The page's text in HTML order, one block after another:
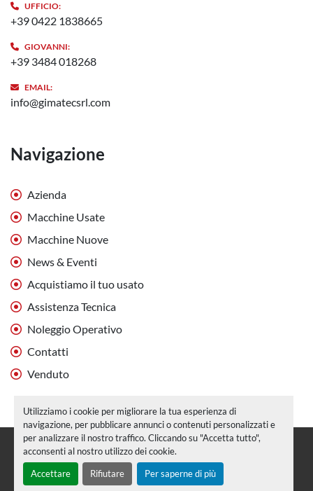
Utilizziamo i cookie per migliorare la tua esperienza di
navigazione, per pubblicare annunci o contenuti personalizzati e
per analizzare il nostro traffico. Cliccando su "Accetta tutto",
acconsenti al nostro utilizzo dei cookie.
Accettare Rifiutare Per saperne di più
UFFICIO:
+39 0422 1838665
GIOVANNI:
+39 3484 018268
EMAIL:
info@gimatecsrl.com
Navigazione
Azienda
Macchine Usate
Macchine Nuove
News & Eventi
Acquistiamo il tuo usato
Assistenza Tecnica
Noleggio Operativo
Contatti
Venduto
Personalizza le preferenze sui Cookies
Machinio Systemsito web diMachinio